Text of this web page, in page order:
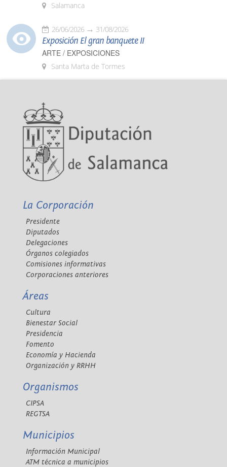
Salamanca
26/06/2026 31/08/2026
Exposición El gran banquete II
ARTE / EXPOSICIONES
Santa Marta de Tormes
La Corporación
Presidente
Diputados
Delegaciones
Órganos colegiados
Comisiones informativas
Corporaciones anteriores
Áreas
Cultura
Bienestar Social
Presidencia
Fomento
Economía y Hacienda
Organización y RRHH
Organismos
CIPSA
REGTSA
Municipios
Información Municipal
ATM técnica a municipios